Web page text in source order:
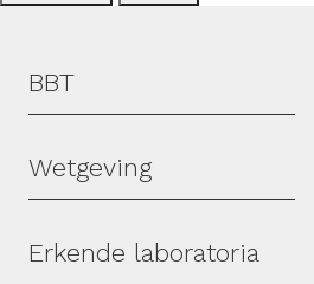
Hoofdmenu
BBT
Wetgeving
Erkende laboratoria